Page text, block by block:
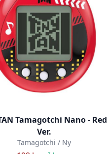
Tamagotchi Nano - Red
Ver.
Tamagotchi / Ny